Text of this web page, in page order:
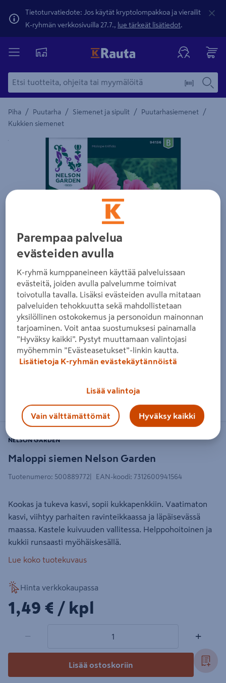
Tietoturvatiedote: Jos käytät kryptolompakkoa ja vierailit
K-ryhmän verkkosivuilla 27.7., lue tärkeät lisätiedot.
Piha / Puutarha / Siemenet ja sipulit / Puutarhasiemenet /
Kukkien siemenet
Yksityiskohtainen kuvaus löytyy Tuotteen kuvaus -
Zoomaa kuvaa sormilla kosketusnäytöllä
Maloppi siemen Nelson Garden
NELSON GARDEN
Tuotenumero: 500889772 EAN-koodi: 7312600941564
Kookas ja tukeva kasvi, sopii kukkapenkkiin. Vaatimaton
kasvi, viihtyy parhaiten ravinteikkaassa ja läpäisevässä
maassa. Kastele kuivuuden vallitessa. Helppohoitoinen ja
kukkii runsaasti myöhäiskesällä.
Lue koko tuotekuvaus
Hinta verkkokaupassa
1,49€/kpl
1,49 € / kpl
− +
Lisää ostoskoriin
Parempaa palvelua
evästeiden avulla
K-ryhmä kumppaneineen käyttää palveluissaan
evästeitä, joiden avulla palvelumme toimivat
toivotulla tavalla. Lisäksi evästeiden avulla mitataan
palveluiden tehokkuutta sekä mahdollistetaan
yksilöllinen ostokokemus ja personoidun mainonnan
tarjoaminen. Voit antaa suostumuksesi painamalla
”Hyväksy kaikki”. Pystyt muuttamaan valintojasi
myöhemmin ”Evästeasetukset”-linkin kautta.
Lisätietoja K-ryhmän evästekäytännöistä
Lisää valintoja
Vain välttämättömät Hyväksy kaikki